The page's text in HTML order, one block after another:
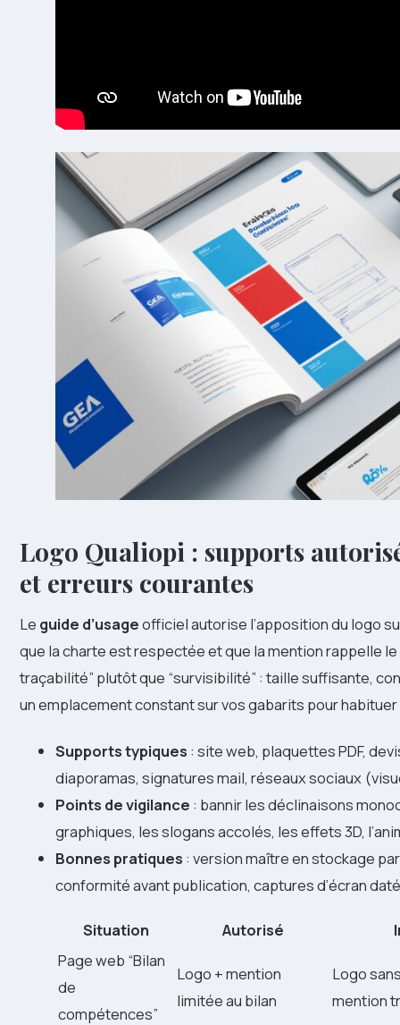
Logo Qualiopi : supports
et erreurs courantes
Le guide d’usageofficiel autorise l’apposition du logo
que la charte est respectée et que la mention rappelle
traçabilité” plutôt que “survisibilité” : taille suffisante,
un emplacement constant sur vos gabarits pour
Supports typiques : site web, plaquettes PDF,
diaporamas, signatures mail, réseaux sociaux
Points de vigilance : bannir les déclinaisons
graphiques, les slogans accolés, les effets 3D,
Bonnes pratiques : version maître en stockage
conformité avant publication, captures d’écran
Situation Autorisé
Page web “Bilan
de
compétences”
Logo + mention
limitée au bilan
Logo
mention